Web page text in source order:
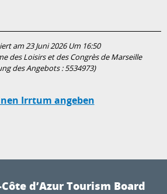
am 23 Juni 2026 Um 16:50
des Loisirs et des Congrès de Marseille
des Angebots :5534973)
Irrtum angeben
d’Azur Tourism Board